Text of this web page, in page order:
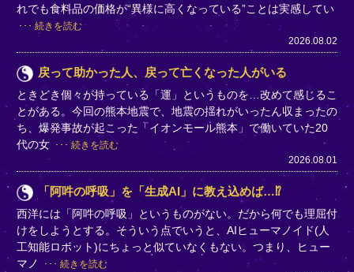
れでも食料品の価格が“異様に高くなっている”ことは実感してい
続きを読む
2026.08.02
戻って助かった人、戻って亡くなった人がいる
ときどき個々が持っている「運」というものを…改めて感じるこ
とがある。今回の熊本地震で、地震の揺れがいったん収まったの
ち、爆発事故が起こった「イオンモール熊本」で働いていた20
代の女
続きを読む
2026.08.01
「阿吽の呼吸」を「生成AI」に教え込めば…⁉
西洋には「阿吽の呼吸」というものがない。だから何でも理屈付
けをしようとする。そういう点でいうと、AIヒューマノイド(人
工知能ロボット)にちょっと似ていなくもない。つまり、ヒュー
マノ
続きを読む